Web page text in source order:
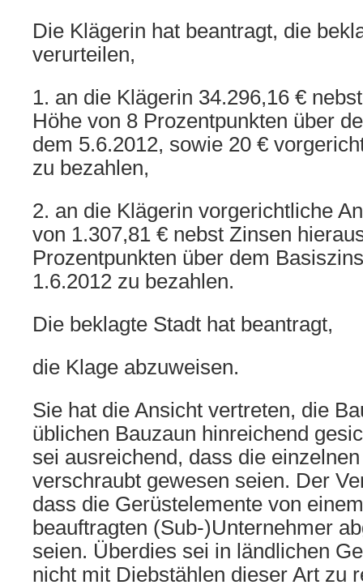
Die Klägerin hat beantragt, die
verurteilen,
1. an die Klägerin 34.296,16 €
Höhe von 8 Prozentpunkten über
dem 5.6.2012, sowie 20 €
zu bezahlen,
2. an die Klägerin vorgerichtliche
von 1.307,81 € nebst Zinsen
Prozentpunkten über dem
1.6.2012 zu bezahlen.
Die beklagte Stadt hat beantragt,
die Klage abzuweisen.
Sie hat die Ansicht vertreten, die
üblichen Bauzaun hinreichend
sei ausreichend, dass die
verschraubt gewesen seien. Der
dass die Gerüstelemente von
beauftragten (Sub-)Unternehmer
seien. Überdies sei in ländlichen
nicht mit Diebstählen dieser Art zu